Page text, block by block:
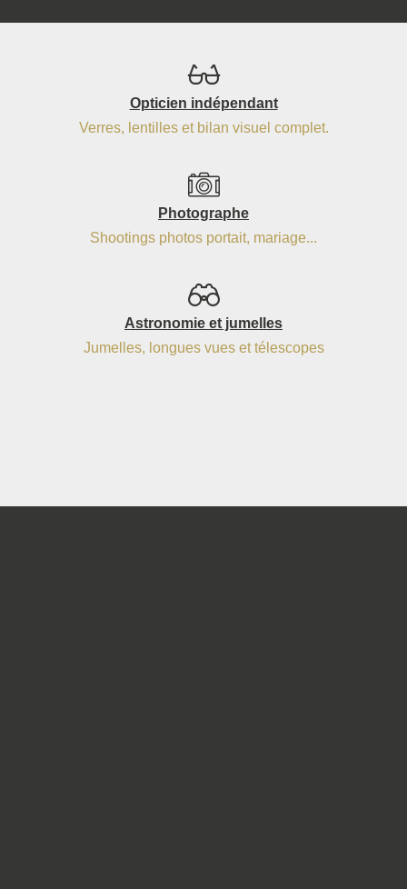
Opticien indépendant
Verres, lentilles et bilan visuel complet.
Photographe
Shootings photos portait, mariage...
Astronomie et jumelles
Jumelles, longues vues et télescopes